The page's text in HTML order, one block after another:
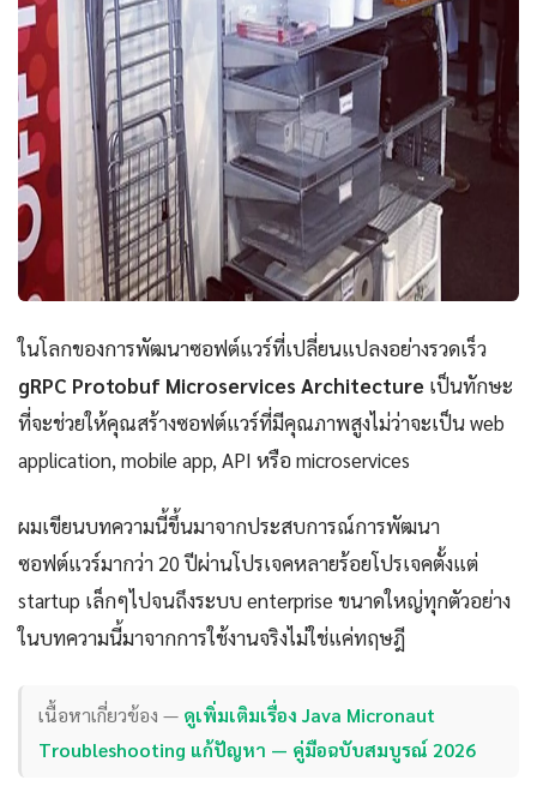
ในโลกของการพัฒนาซอฟต์แวร์ที่เปลี่ยนแปลงอย่างรวดเร็ว
gRPC Protobuf Microservices Architecture เป็นทักษะ
ที่จะช่วยให้คุณสร้างซอฟต์แวร์ที่มีคุณภาพสูงไม่ว่าจะเป็น web
application, mobile app, API หรือ microservices
ผมเขียนบทความนี้ขึ้นมาจากประสบการณ์การพัฒนา
ซอฟต์แวร์มากว่า 20 ปีผ่านโปรเจคหลายร้อยโปรเจคตั้งแต่
startup เล็กๆไปจนถึงระบบ enterprise ขนาดใหญ่ทุกตัวอย่าง
ในบทความนี้มาจากการใช้งานจริงไม่ใช่แค่ทฤษฎี
เนื้อหาเกี่ยวข้อง — ดูเพิ่มเติมเรื่อง Java Micronaut
Troubleshooting แก้ปัญหา — คู่มือฉบับสมบูรณ์ 2026